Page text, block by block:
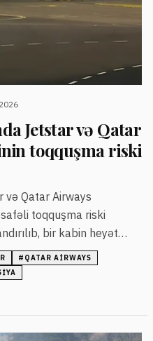
Jetstar və Qatar
toqquşma riski
və Qatar Airways
toqquşma riski
bir kabin heyət
aparılır.
# QATAR AIRWAYS